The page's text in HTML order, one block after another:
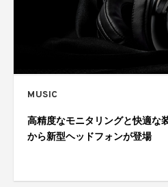
MUSIC
高精度なモニタリングと快適な
から新型ヘッドフォンが登場